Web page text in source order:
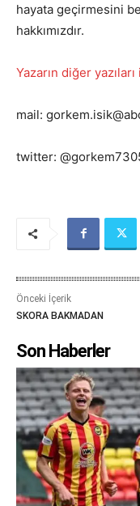
hayata geçirmesini
hakkımızdır.
Yazarın diğer yazıları
mail:
twitter:
Önceki İçerik
SKORA BAKMADAN
Son Haberler